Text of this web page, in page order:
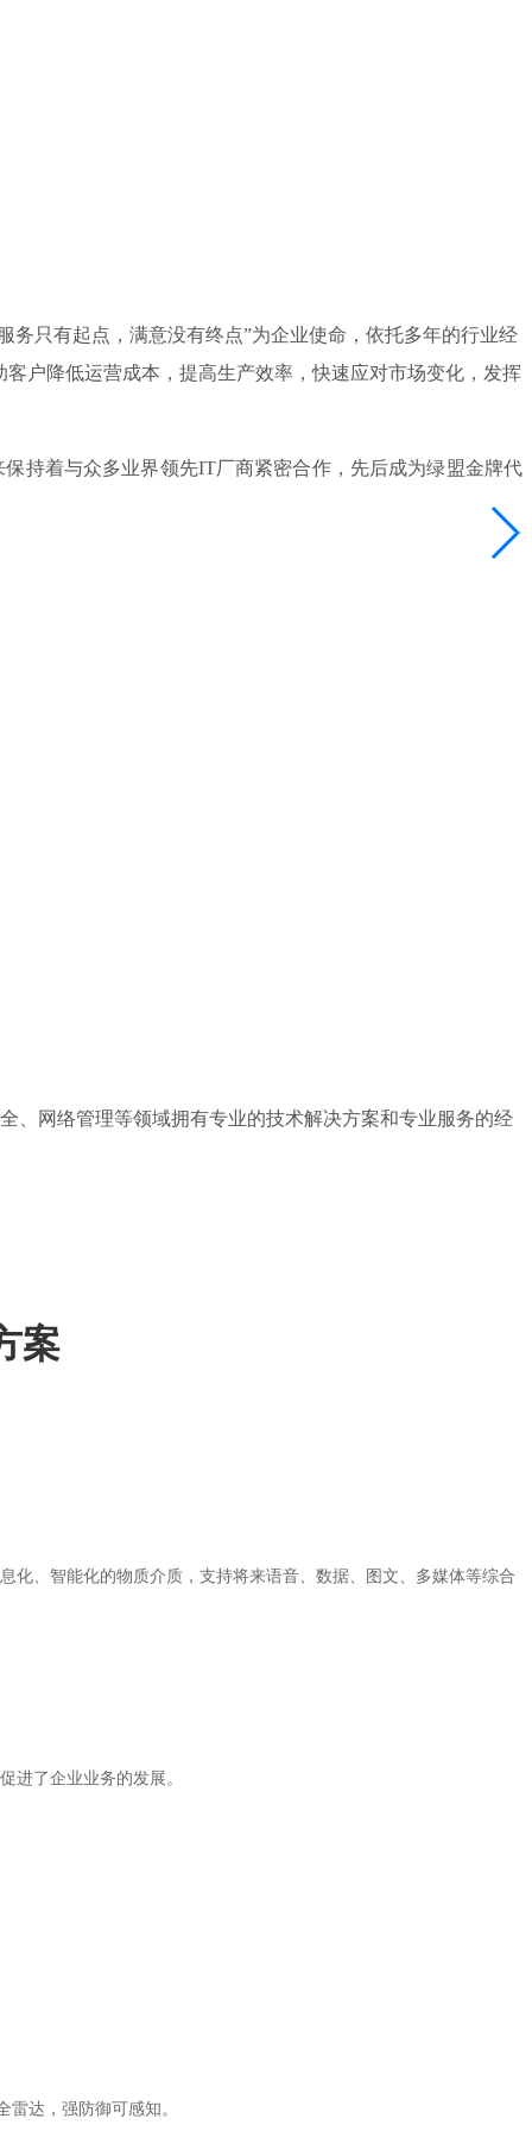
只有起点，满意没有终点”为企业使命，依托多年的行业经
户降低运营成本，提高生产效率，快速应对市场变化，发挥
着与众多业界领先IT厂商紧密合作，先后成为绿盟金牌代
、网络管理等领域拥有专业的技术解决方案和专业服务的经
案
化、智能化的物质介质，支持将来语音、数据、图文、多媒体等综合
进了企业业务的发展。
达，强防御可感知。